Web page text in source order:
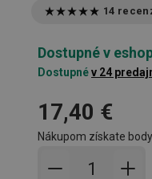
14
Dostupné v
Dostupnév 24
17,40 €
Nákupom získate
Pridať do